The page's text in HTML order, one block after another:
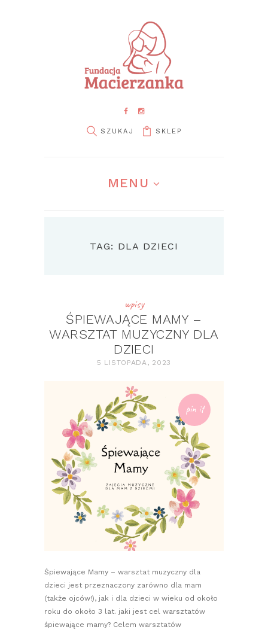
SKLEP
MENU
TAG: DLA DZIECI
wpisy
ŚPIEWAJĄCE MAMY –
WARSZTAT MUZYCZNY DLA
DZIECI
5 LISTOPADA, 2023
pin it
Śpiewające Mamy – warsztat muzyczny dla
dzieci jest przeznaczony zarówno dla mam
(także ojców!), jak i dla dzieci w wieku od około
roku do około 3 lat. jaki jest cel warsztatów
śpiewające mamy? Celem warsztatów